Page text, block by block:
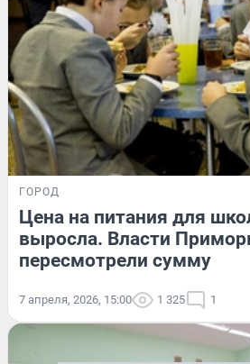
ГОРОД
Цена на питания для
выросла. Власти
пересмотрели сумму
7 апреля, 2026, 15:00 1 325 1